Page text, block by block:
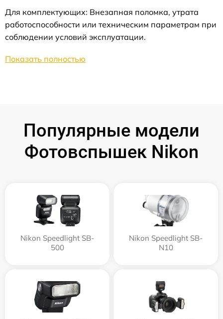
Для комплектующих: Внезапная поломка, утрата
работоспособности или техническим параметрам при
соблюдении условий эксплуатации.
Показать полностью
Популярные модели
Фотовспышек Nikon
Nikon Speedlight SB-
500
Nikon Speedlight SB-
N10